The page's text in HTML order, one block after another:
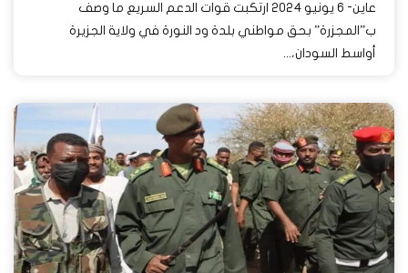
عاين- 6 يونيو 2024 ارتكبت قوات الدعم السريع ما وصف
ب”المجزرة” بحق مواطني بلدة ود النورة في ولاية الجزيرة
أواسط السودان،...